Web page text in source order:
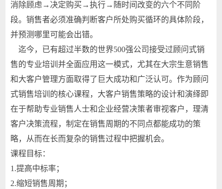
消除顾虑→决定购买→执行→随时间改变的六个不同阶
段。销售者必须准确判断客户所处购买循环的具体阶段，
并预测哪里可能会出错。
迄今，已有超过半数的世界500强公司接受过顾问式销
售的专业培训并全面应用这一模式，尤其在大宗生意销售
和大客户管理方面取得了巨大成功和广泛认可。作为顾问
式销售培训的核心课程，大客户销售策略的设计和演绎即
在于帮助专业销售人士和企业经营决策者审视客户，理清
客户决策流程，制定在销售周期的不同点都能成功的策
略，从而在长而复杂的销售过程中把握机会。
课程目标：
1.提高中标率；
2.缩短销售周期；